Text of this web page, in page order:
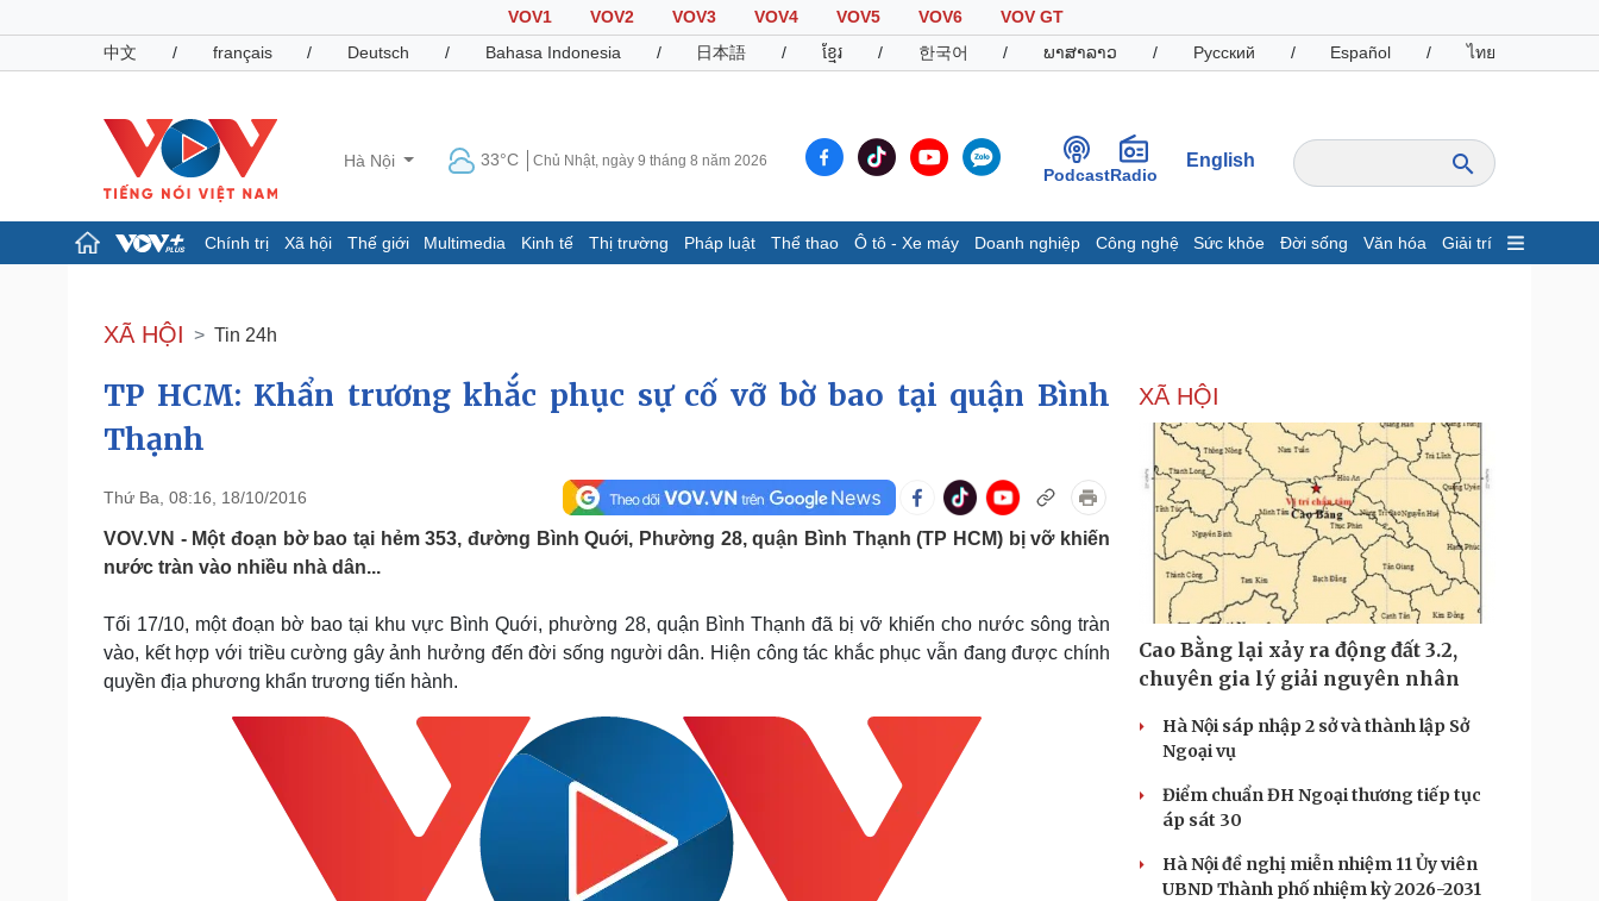
VOV1 VOV2 VOV3 VOV4 VOV5 VOV6
VOV GT
中文
/ français / Deutsch / Bahasa Indonesia / 日本語 / ខ្មែរ / 한국어 / ພາສາລາວ / Русский / Español / ไทย
Hà Nội 33°C Chủ Nhật, ngày 9 tháng 8 năm 2026
PodcastRadio
English
Chính trị Xã hội Thế giới Multimedia Kinh tế Thị trường Pháp luật Thể thao Ô tô - Xe máy Doanh nghiệp Công nghệ Sức khỏe Đời sống Văn hóa Giải trí
Đảng
Tổ chức nhân sự
Nhận diện sự thật
Dấu ấn VOV
Infographic
Giá cà phê
Pháp luật
Tin nóng
Tư vấn luật
Việt Nam
Phân tích
Thể thao
Bóng đá
Lịch thi đấu bóng đá
Hậu trường
Ô tô - Xe máy
Ô tô
Xe máy
Doanh nghiệp
Thông tin doanh nghiệp
Doanh nghiệp 24h
Công nghệ
Sành điệu
Tin Công nghệ
Trải nghiệm
Chuyển đổi số
Sức khỏe
Dinh dưỡng - món ngon
Đời sống
Nhà đẹp
Tình yêu - Gia đình
Văn hóa
Văn học
Giải trí
Thời trang
Sao Việt
Du lịch
Podcast
Câu chuyện thời sự
Đọc truyện đêm khuya
Hạt giống tâm hồn
XÃ HỘI Tin 24h
TP HCM: Khẩn trương khắc phục sự cố vỡ bờ bao tại quận Bình
Thạnh
Thứ Ba, 08:16, 18/10/2016
VOV.VN - Một đoạn bờ bao tại hẻm 353, đường Bình Quới, Phường 28, quận Bình Thạnh (TP HCM) bị vỡ khiến
nước tràn vào nhiều nhà dân...
Tối 17/10, một đoạn bờ bao tại khu vực Bình Quới, phường 28, quận Bình Thạnh đã bị vỡ khiến cho nước sông tràn
vào, kết hợp với triều cường gây ảnh hưởng đến đời sống người dân. Hiện công tác khắc phục vẫn đang được chính
quyền địa phương khẩn trương tiến hành.
XÃ HỘI
Cao Bằng lại xảy ra động đất 3.2,
chuyên gia lý giải nguyên nhân
Hà Nội sáp nhập 2 sở và thành lập Sở
Ngoại vụ
Điểm chuẩn ĐH Ngoại thương tiếp tục
áp sát 30
Hà Nội đề nghị miễn nhiệm 11 Ủy viên
UBND Thành phố nhiệm kỳ 2026-2031